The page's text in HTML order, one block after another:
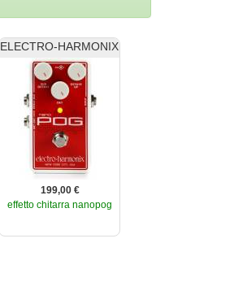
ELECTRO-HARMONIX
199,00 €
effetto chitarra nanopog